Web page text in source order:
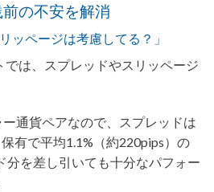
の不安を解消
ッページは考慮してる？」
では、スプレッドやスリッページ
通貨ペアなので、スプレッドは
有で平均1.1%（約220pips）の
分を差し引いても十分なパフォー